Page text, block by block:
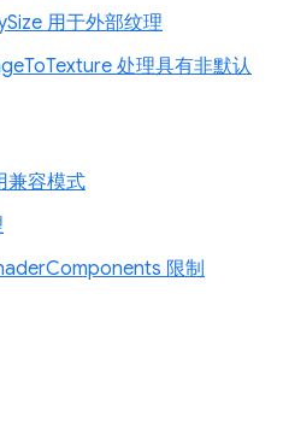
用于外部纹理
处理具有非默认
兼容模式
限制